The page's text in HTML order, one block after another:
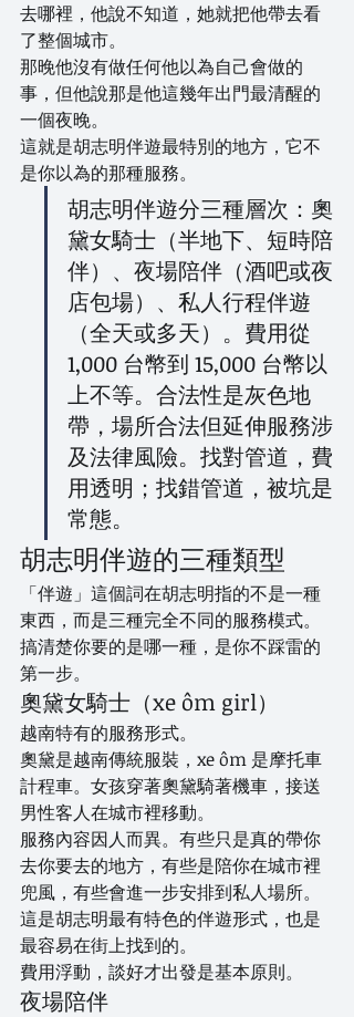
去哪裡，他說不知道，她就把他帶去看
了整個城市。
那晚他沒有做任何他以為自己會做的
事，但他說那是他這幾年出門最清醒的
一個夜晚。
這就是胡志明伴遊最特別的地方，它不
是你以為的那種服務。
胡志明伴遊分三種層次：奧
黛女騎士（半地下、短時陪
伴）、夜場陪伴（酒吧或夜
店包場）、私人行程伴遊
（全天或多天）。費用從
1,000 台幣到 15,000 台幣以
上不等。合法性是灰色地
帶，場所合法但延伸服務涉
及法律風險。找對管道，費
用透明；找錯管道，被坑是
常態。
胡志明伴遊的三種類型
「伴遊」這個詞在胡志明指的不是一種
東西，而是三種完全不同的服務模式。
搞清楚你要的是哪一種，是你不踩雷的
第一步。
奧黛女騎士（xe ôm girl）
越南特有的服務形式。
奧黛是越南傳統服裝，xe ôm 是摩托車
計程車。女孩穿著奧黛騎著機車，接送
男性客人在城市裡移動。
服務內容因人而異。有些只是真的帶你
去你要去的地方，有些是陪你在城市裡
兜風，有些會進一步安排到私人場所。
這是胡志明最有特色的伴遊形式，也是
最容易在街上找到的。
費用浮動，談好才出發是基本原則。
夜場陪伴